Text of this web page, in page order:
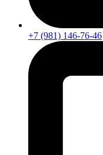
+7 (981) 146-76-46